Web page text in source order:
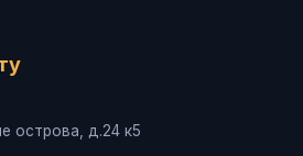
острова, д.24 к5